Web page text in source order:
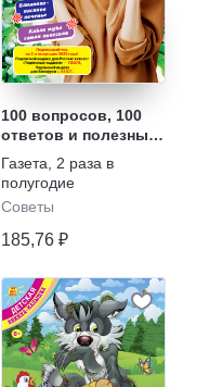
100 вопросов, 100
ответов и полезные
советы
Газета
2 раза в
полугодие
Советы
185,76 ₽